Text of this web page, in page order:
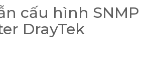
cấu hình SNMP
DrayTek